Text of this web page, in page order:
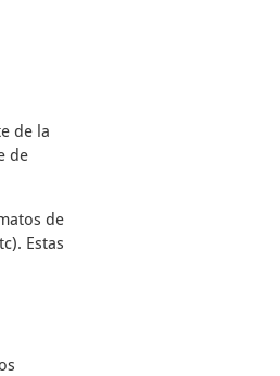
de la
de
de
Estas